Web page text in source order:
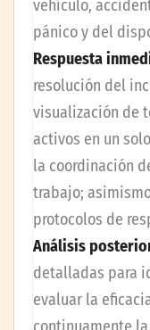
vehículo,
pánico y del
Respuesta
resolución del
visualización de
activos en un
la coordinación
trabajo;
protocolos de
Análisis
detalladas para
evaluar la